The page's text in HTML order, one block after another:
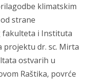
klimatskim
strane
fakulteta i Instituta
projektu dr. sc. Mirta
ostvarih u
Raštika, povrće